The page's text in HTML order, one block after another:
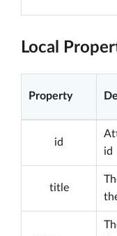
Local
Property
id
id
title